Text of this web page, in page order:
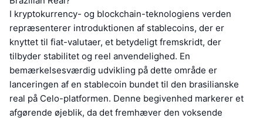
I kryptokurrency- og blockchain-teknologiens verden
repræsenterer introduktionen af stablecoins, der er
knyttet til fiat-valutaer, et betydeligt fremskridt, der
tilbyder stabilitet og reel anvendelighed. En
bemærkelsesværdig udvikling på dette område er
lanceringen af en stablecoin bundet til den brasilianske
real på Celo-platformen. Denne begivenhed markerer et
afgørende øjeblik, da det fremhæver den voksende